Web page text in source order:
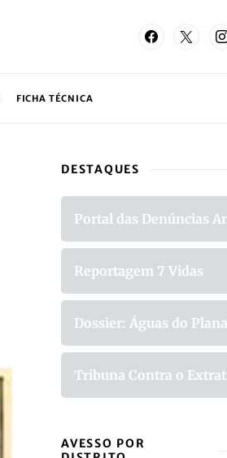
FICHA TÉCNICA
DESTAQUES
Portal das Denúncias
Reportagem 7 Vidas
Dossier: Águas do
Tribuna Contra o
AVESSO POR